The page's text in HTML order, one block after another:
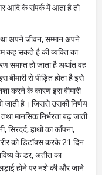
आदि के संपर्क में आता है तो
अपने जीवन, सम्मान अपने
कह सकते है की व्यक्ति का
समाप्त हो जाता है अर्थात वह
से पीड़ित होता है इसे
करने के कारण इस बीमारी
जाती है। जिससे उसकी निर्णय
मानसिक निर्भरता बढ़ जाती
सिरदर्द, हाथो का काँपना,
को डिटॉक्स करके 21 दिन
के डर, अतीत का
होने पर नशे की और जाने